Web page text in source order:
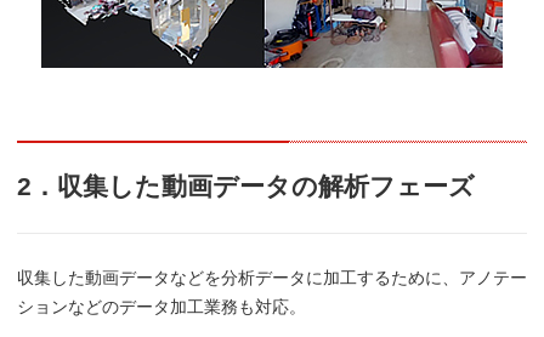
2．収集した動画データの解析フェーズ
収集した動画データなどを分析データに加工するために、アノテー
ションなどのデータ加工業務も対応。